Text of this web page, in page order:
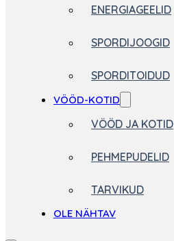
ENERGIAGEELID
SPORDIJOOGID
SPORDITOIDUD
VÖÖD-KOTID
VÖÖD JA KOTID
PEHMEPUDELID
TARVIKUD
OLE NÄHTAV